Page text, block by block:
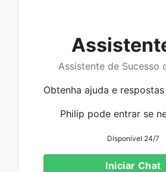
Assistente de Sucesso
Obtenha ajuda e
Philip pode entrar se
Disponível 24/7
Iniciar Chat